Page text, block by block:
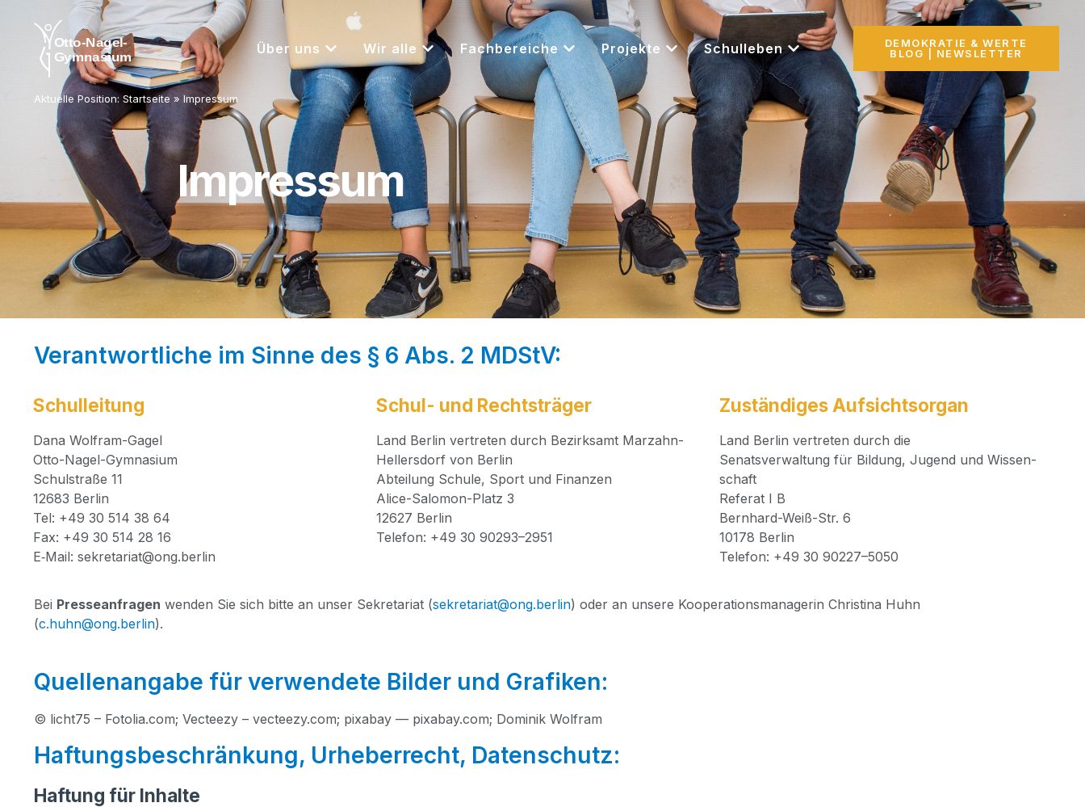
Über uns Wir alle Fachbereiche Projekte Schulleben
DEMOKRATIE & WERTE
BLOG | NEWSLETTER
Aktuelle Position: Startseite»Impressum
Impressum
Verantwortliche im Sinne des § 6 Abs. 2 MDStV:
Schulleitung
Dana Wolf­ram-Gagel
Otto-Nagel-Gym­na­si­um
Schul­stra­ße 11
12683 Ber­lin
Tel: +49 30 514 38 64
Fax: +49 30 514 28 16
E‑Mail: sekretariat@ong.berlin
Schul- und Rechtsträger
Land Ber­lin ver­tre­ten durch Bezirks­amt Mar­zahn-
Hel­lers­dorf von Ber­lin
Abtei­lung Schu­le, Sport und Finan­zen
Ali­ce-Salo­mon-Platz 3
12627 Ber­lin
Tele­fon: +49 30 90293–2951
Zuständiges Aufsichtsorgan
Land Ber­lin ver­tre­ten durch die
Senats­ver­wal­tung für Bil­dung, Jugend und Wis­sen­
schaft
Refe­rat I B
Bern­hard-Weiß-Str. 6
10178 Ber­lin
Tele­fon: +49 30 90227–5050
Bei Pres­se­an­fra­gen wen­den Sie sich bit­te an unser Sekre­ta­ri­at (sekretariat@ong.berlin) oder an unse­re Koope­ra­ti­ons­ma­na­ge­rin Chris­ti­na Huhn
(c.huhn@ong.berlin).
Quellenangabe für verwendete Bilder und Grafiken:
© licht75 – Foto​lia​.com; Vec­tee­zy – vec​tee​zy​.com; pix­a­bay — pix​a​bay​.com; Domi­nik Wolfram
Haftungsbeschränkung, Urheberrecht, Datenschutz:
Haftung für Inhalte